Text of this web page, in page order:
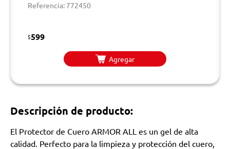
Referencia: 772450
$599
Agregar
Descripción de producto:
El Protector de Cuero ARMOR ALL es un gel de alta
calidad. Perfecto para la limpieza y protección del cuero,